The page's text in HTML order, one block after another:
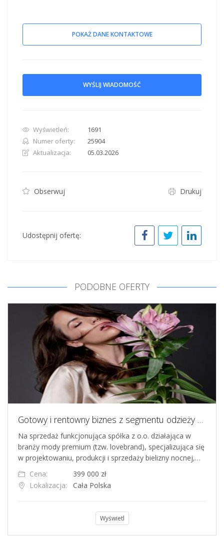
POKAŻ DANE KONTAKTOWE
WYŚLIJ WIADOMOŚĆ
Wyświetleń:
1691
Numer oferty:
25904
Aktualizacja:
05.03.2026
Obserwuj Drukuj
Udostępnij ofertę:
PODOBNE OFERTY
Gotowy i rentowny biznes z segmentu odzieży premium
Na sprzedaż funkcjonująca spółka z o.o. działająca w
branży mody premium (tzw. lovebrand), specjalizująca się
w projektowaniu, produkcji i sprzedaży bielizny nocnej,…
Cena:
399 000 zł
Lokalizacja:
Cała Polska
Wyświetl